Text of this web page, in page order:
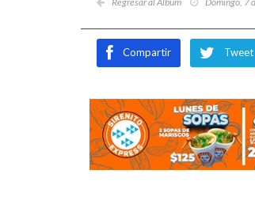
Compartir Tweet